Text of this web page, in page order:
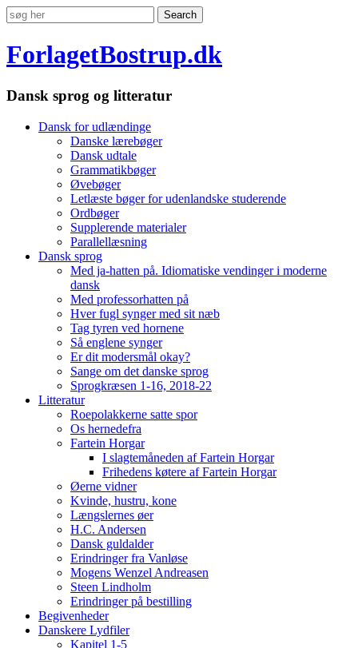
ForlagetBostrup.dk
Dansk sprog og litteratur
Dansk for udlændinge
Danske lærebøger
Dansk udtale
Grammatikbøger
Øvebøger
Letlæste bøger for udenlandske studerende
Ordbøger
Supplerende materialer
Parallellæsning
Dansk sprog
Med ja-hatten på. Idiomatiske vendinger i moderne
dansk
Med professorhatten på
Hver fugl synger med sit næb
Tag tyren ved hornene
Så englene synger
Er dit modersmål okay?
Sange om det danske sprog
Sprogkræsen 1-16, 2018-22
Litteratur
Roepolakkerne satte spor
Os hernedefra
Fartein Horgar
I slagtemåneden af Fartein Horgar
Frihedens køtere af Fartein Horgar
Øerne vidner
Kvinde, hustru, kone
Længslernes øer
H.C. Andersen
Dansk guldalder
Erindringer fra Vanløse
Mogens Wenzel Andreasen
Steen Lindholm
Erindringer på bestilling
Begivenheder
Danskere Lydfiler
Kapitel 1-5